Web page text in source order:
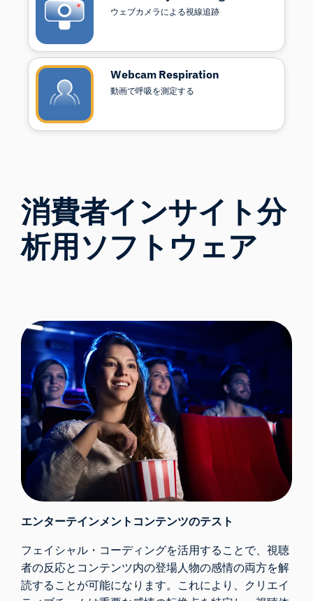
ウェブカメラによる視線追跡
Webcam Respiration
動画で呼吸を測定する
消費者インサイト分
析用ソフトウェア
エンターテインメントコンテンツのテスト
フェイシャル・コーディングを活用することで、視聴
者の反応とコンテンツ内の登場人物の感情の両方を解
読することが可能になります。これにより、クリエイ